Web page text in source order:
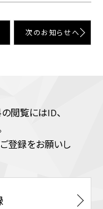
次のお知らせへ
閲覧にはID、
登録をお願いし